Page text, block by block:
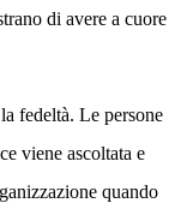
di avere a cuore
fedeltà. Le persone
viene ascoltata e
quando